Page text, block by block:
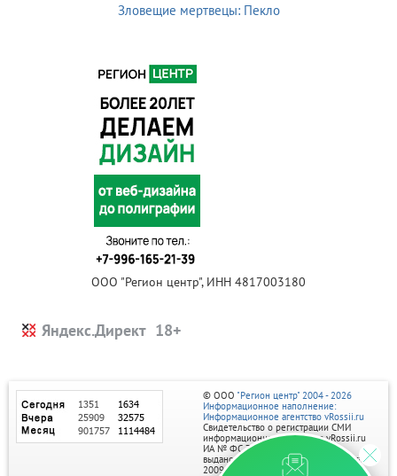
Зловещие мертвецы: Пекло
ООО "Регион центр", ИНН 4817003180
Яндекс.Директ
© ООО "Регион центр" 2004 - 2026
Информационное наполнение:
Информационное агентство vRossii.ru
Свидетельство о регистрации СМИ
информационного агентства vRossii.ru
ИА № ФС 77‑35502
выдано РОСКОМНАДЗОРом 04 марта
2009г.